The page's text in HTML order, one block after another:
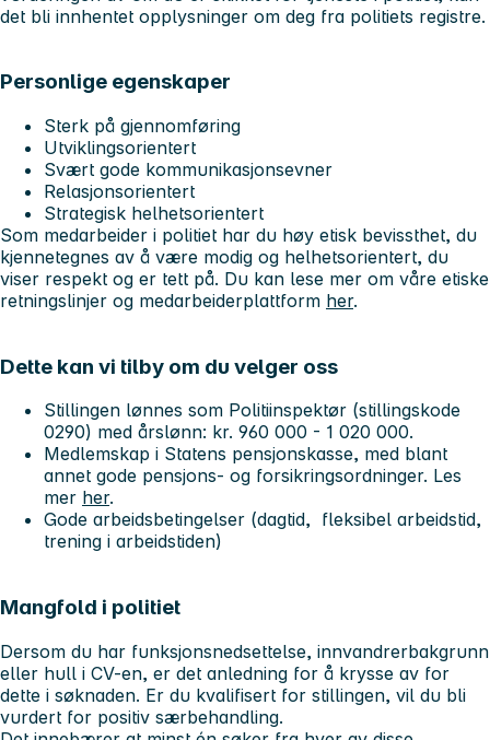
det bli innhentet opplysninger om deg fra politiets registre.
Personlige egenskaper
Sterk på gjennomføring
Utviklingsorientert
Svært gode kommunikasjonsevner
Relasjonsorientert
Strategisk helhetsorientert
Som medarbeider i politiet har du høy etisk bevissthet, du
kjennetegnes av å være modig og helhetsorientert, du
viser respekt og er tett på. Du kan lese mer om våre etiske
retningslinjer og medarbeiderplattform her.
Dette kan vi tilby om du velger oss
Stillingen lønnes som Politiinspektør (stillingskode
0290) med årslønn: kr. 960 000 - 1 020 000.
Medlemskap i Statens pensjonskasse, med blant
annet gode pensjons- og forsikringsordninger. Les
mer her.
Gode arbeidsbetingelser (dagtid, fleksibel arbeidstid,
trening i arbeidstiden)
Mangfold i politiet
Dersom du har funksjonsnedsettelse, innvandrerbakgrunn
eller hull i CV-en, er det anledning for å krysse av for
dette i søknaden. Er du kvalifisert for stillingen, vil du bli
vurdert for positiv særbehandling.